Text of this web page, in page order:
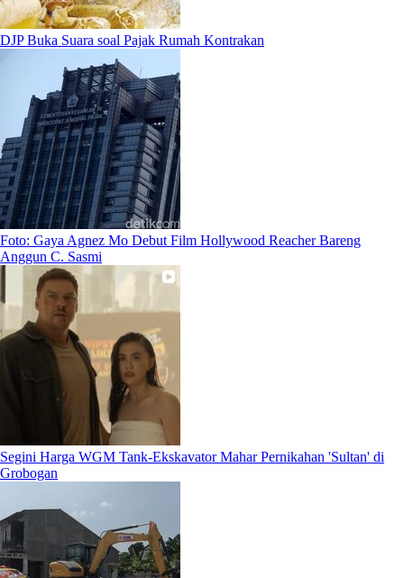
DJP Buka Suara soal Pajak Rumah Kontrakan
Foto: Gaya Agnez Mo Debut Film Hollywood Reacher Bareng
Anggun C. Sasmi
Segini Harga WGM Tank-Ekskavator Mahar Pernikahan 'Sultan' di
Grobogan